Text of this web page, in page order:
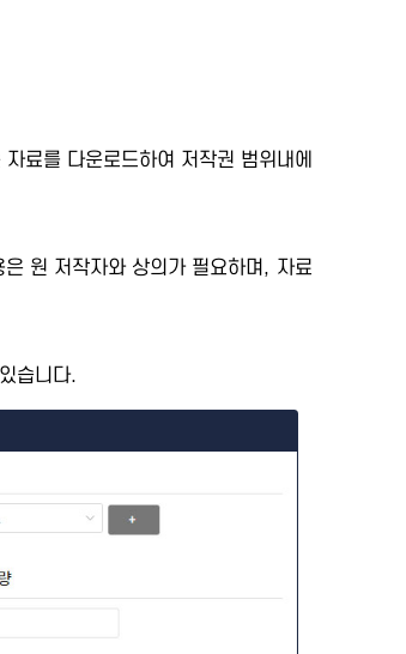
료를 다운로드하여 저작권 범위내에
원 저작자와 상의가 필요하며, 자료
습니다.